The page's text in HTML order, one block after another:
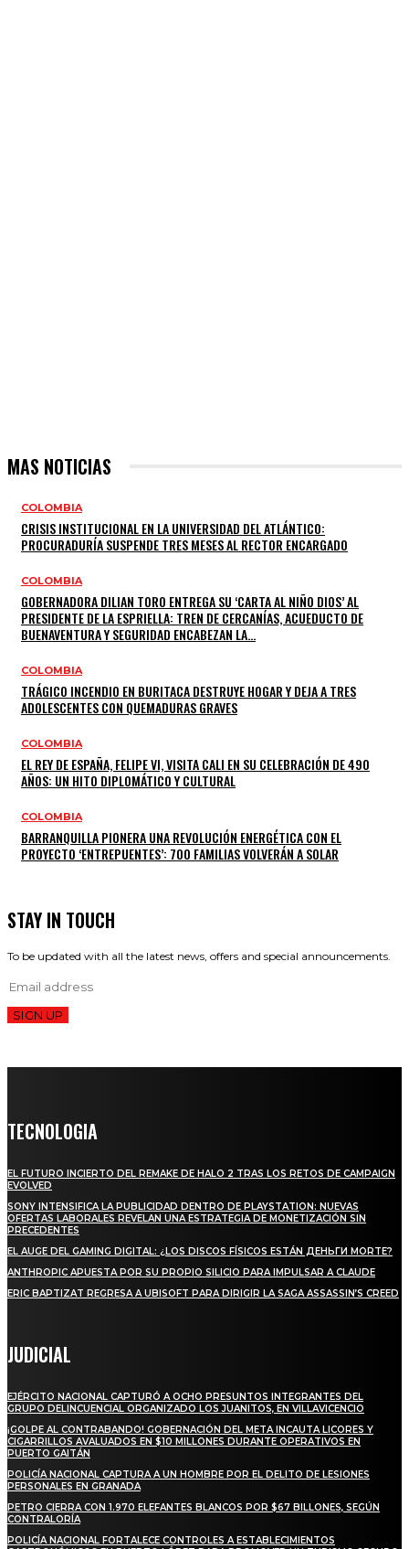
MAS NOTICIAS
COLOMBIA
CRISIS INSTITUCIONAL EN LA UNIVERSIDAD DEL ATLÁNTICO:
PROCURADURÍA SUSPENDE TRES MESES AL RECTOR ENCARGADO
COLOMBIA
GOBERNADORA DILIAN TORO ENTREGA SU ‘CARTA AL NIÑO DIOS’ AL
PRESIDENTE DE LA ESPRIELLA: TREN DE CERCANÍAS, ACUEDUCTO DE
BUENAVENTURA Y SEGURIDAD ENCABEZAN LA...
COLOMBIA
TRÁGICO INCENDIO EN BURITACA DESTRUYE HOGAR Y DEJA A TRES
ADOLESCENTES CON QUEMADURAS GRAVES
COLOMBIA
EL REY DE ESPAÑA, FELIPE VI, VISITA CALI EN SU CELEBRACIÓN DE 490
AÑOS: UN HITO DIPLOMÁTICO Y CULTURAL
COLOMBIA
BARRANQUILLA PIONERA UNA REVOLUCIÓN ENERGÉTICA CON EL
PROYECTO ‘ENTREPUENTES’: 700 FAMILIAS VOLVERÁN A SOLAR
STAY IN TOUCH
To be updated with all the latest news, offers and special announcements.
SIGN UP
TECNOLOGIA
EL FUTURO INCIERTO DEL REMAKE DE HALO 2 TRAS LOS RETOS DE CAMPAIGN
EVOLVED
SONY INTENSIFICA LA PUBLICIDAD DENTRO DE PLAYSTATION: NUEVAS
OFERTAS LABORALES REVELAN UNA ESTRATEGIA DE MONETIZACIÓN SIN
PRECEDENTES
EL AUGE DEL GAMING DIGITAL: ¿LOS DISCOS FÍSICOS ESTÁN ДЕНЬГИ MORTE?
ANTHROPIC APUESTA POR SU PROPIO SILICIO PARA IMPULSAR A CLAUDE
ERIC BAPTIZAT REGRESA A UBISOFT PARA DIRIGIR LA SAGA ASSASSIN’S CREED
JUDICIAL
EJÉRCITO NACIONAL CAPTURÓ A OCHO PRESUNTOS INTEGRANTES DEL
GRUPO DELINCUENCIAL ORGANIZADO LOS JUANITOS, EN VILLAVICENCIO
¡GOLPE AL CONTRABANDO! GOBERNACIÓN DEL META INCAUTA LICORES Y
CIGARRILLOS AVALUADOS EN $10 MILLONES DURANTE OPERATIVOS EN
PUERTO GAITÁN
POLICÍA NACIONAL CAPTURA A UN HOMBRE POR EL DELITO DE LESIONES
PERSONALES EN GRANADA
PETRO CIERRA CON 1.970 ELEFANTES BLANCOS POR $67 BILLONES, SEGÚN
CONTRALORÍA
POLICÍA NACIONAL FORTALECE CONTROLES A ESTABLECIMIENTOS